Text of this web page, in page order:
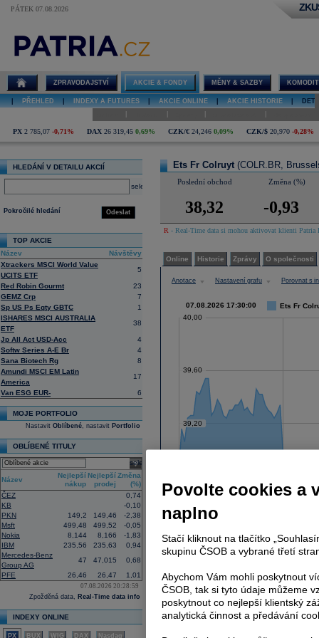
PÁTEK 07.08.2026
Ets Fr Colruyt
ZPRAVODAJSTVÍ AKCIE & FONDY MĚNY & SAZBY
PŘEHLED INDEXY A FUTURES AKCIE ONLINE AKCIE HISTORIE
PX 2 785,07 -0,71% DAX 26 319,45 0,69% CZK/€ 24,246 0,09% CZK/$ 20,970 -0,28%
HLEDÁNÍ V DETAILU AKCIÍ
select
Odeslat
Pokročilé hledání
TOP AKCIE
Název
Návštěvy
Xtrackers MSCI World Value
UCITS ETF
5
Red Robin Gourmt
23
GEMZ Crp
7
Sp US Ps Eqty GBTC
1
ISHARES MSCI AUSTRALIA
ETF
38
Jp All Act USD-Acc
4
Softw Series A-E Br
4
Sana Biotech Rg
8
Amundi MSCI EM Latin
America
17
Van ESG EUR- 6
MOJE PORTFOLIO
Nastavit Oblíbené, nastavit Portfolio
OBLÍBENÉ TITULY
select
Název
Nejlepší
nákup
Nejlepší
prodej
Změna
(%)
ČEZ
0,74
KB
-0,10
PKN
149,2 149,46
-2,38
Msft
499,48 499,52
-0,05
Nokia
8,144 8,166
-1,83
IBM
235,56 235,63
0,94
Mercedes-Benz
Group AG
47 47,015
0,68
PFE
26,46 26,47 1,01
07.08.2026 20:28:59
Zpožděná data, Real-Time data info
INDEXY ONLINE
PX BUX WIG DAX Nasdaq
Ets Fr Colruyt (COLR.BR,
Poslední obchod Změna (%)
38,32 -0,93
R - Real-Time data si mohou aktivovat klienti
Online Historie Zprávy O společnosti
Anotace Nastavení grafu Porovnat s
38,00
39,20
39,60
40,00
07.08.2026 17:30:00 Ets Fr
Povolte cookies a
naplno
Stačí kliknout na tlačítko
skupinu ČSOB a vybrané třetí
Abychom Vám mohli poskytnout
ČSOB, tak si tyto údaje můžeme
poskytnout co nejlepší klientský
analytická činnost a předávání